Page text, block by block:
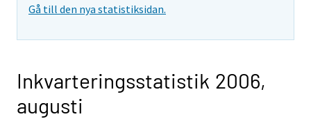
Gå till den nya statistiksidan.
Inkvarteringsstatistik 2006,
augusti